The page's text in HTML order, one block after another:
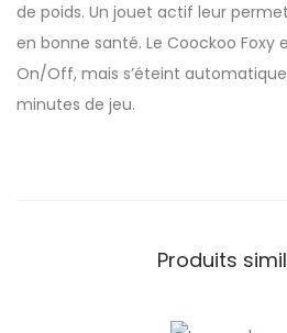
de poids. Un jouet actif leur
en bonne santé. Le Coockoo Foxy
On/Off, mais s’éteint
minutes de jeu.
Produits